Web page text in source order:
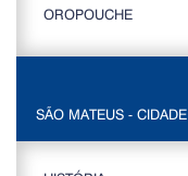
OROPOUCHE
SÃO MATEUS - CIDADE